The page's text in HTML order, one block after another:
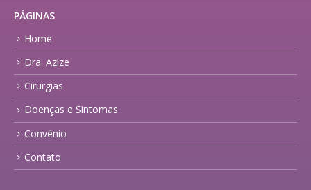
PÁGINAS
Home
Dra. Azize
Cirurgias
Doenças e Sintomas
Convênio
Contato